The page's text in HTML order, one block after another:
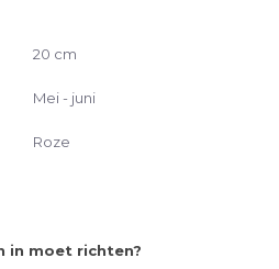
20 cm
Mei - juni
Roze
in moet richten?